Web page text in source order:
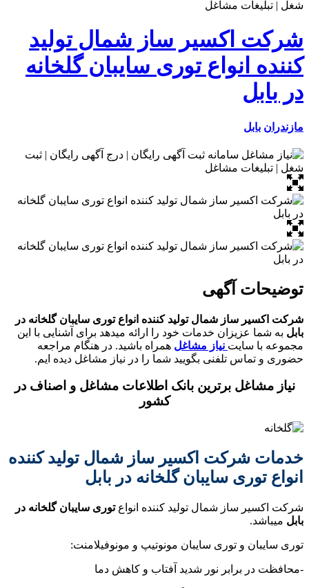
شرکت اکسیر ساز شمال تولید
کننده انواع توری سایبان گلخانه
در بابل
مازندران بابل
توضیحات آگهی
شرکت اکسیر ساز شمال تولید کننده انواع توری سایبان گلخانه در
بابل به شما عزیزان خدمات خود را ارائه میدهد برای آشنایی با این
مجموعه با سایتنیاز مشاغلهمراه باشید. در هنگام مراجعه
حضوری و تماس تلفنی بگویید شما را در نیاز مشاغل دیده ایم.
نیاز مشاغل برترین بانک اطلاعات مشاغل و اصناف در
کشور
خدمات شرکت اکسیر ساز شمال تولید کننده
انواع توری سایبان گلخانه در بابل
شرکت اکسیر ساز شمال تولید کننده انواعتوری سایبان گلخانه در
بابلمیباشد.
توری سایبان و توری سایبان مونوتیپ و مونوفیلامنت:
-محافظت در برابر نور شدید آفتاب و کاهش دما